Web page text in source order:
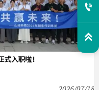
式入职啦！

